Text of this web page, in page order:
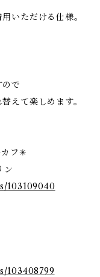
いただける仕様。
で
えて楽しめます。
フ✳︎
ン
103109040
103408799